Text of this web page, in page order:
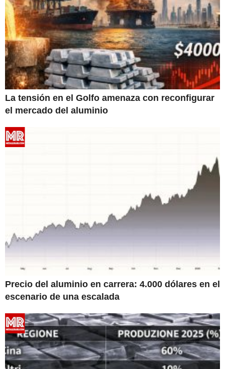
La tensión en el Golfo amenaza con reconfigurar
el mercado del aluminio
Precio del aluminio en carrera: 4.000 dólares en el
escenario de una escalada